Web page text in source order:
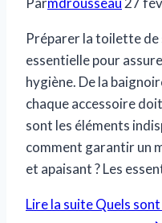
Préparer la toilette de
essentielle pour
hygiène. De la
chaque accessoire
sont les éléments
comment garantir un
et apaisant ? Les
Lire la suiteQuels